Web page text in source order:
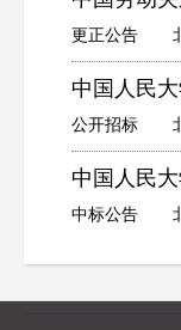
更正公告
中国人民
公开招标
中国人民
中标公告